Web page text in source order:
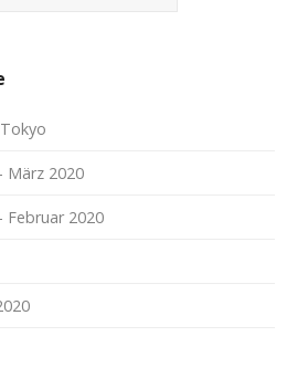
März 2020
Februar 2020